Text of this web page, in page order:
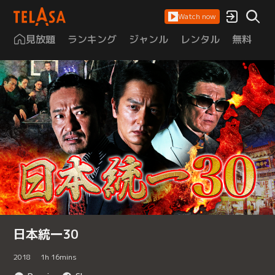
Watch now
見放題 ランキング ジャンル レンタル 無料
日本統一30
2018 1h 16mins